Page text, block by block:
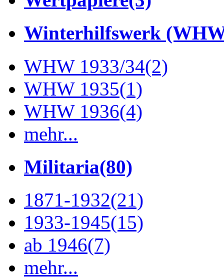
Winterhilfswerk
WHW 1933/34(2)
WHW 1935(1)
WHW 1936(4)
mehr...
Militaria(80)
1871-1932(21)
1933-1945(15)
ab 1946(7)
mehr...